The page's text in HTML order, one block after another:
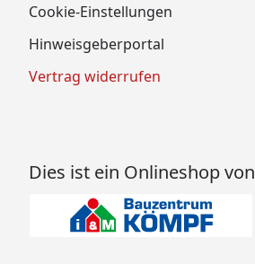
Cookie-Einstellungen
Hinweisgeberportal
Vertrag widerrufen
Dies ist ein Onlineshop von